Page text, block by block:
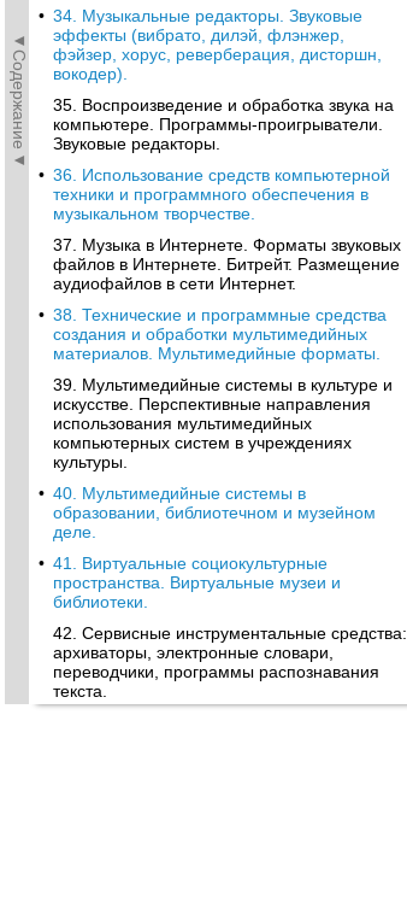
◄Содержание◄
• 34. Музыкальные редакторы. Звуковые
эффекты (вибрато, дилэй, флэнжер,
фэйзер, хорус, реверберация, дисторшн,
вокодер).
35. Воспроизведение и обработка звука на
компьютере. Программы-проигрыватели.
Звуковые редакторы.
• 36. Использование средств компьютерной
техники и программного обеспечения в
музыкальном творчестве.
37. Музыка в Интернете. Форматы звуковых
файлов в Интернете. Битрейт. Размещение
аудиофайлов в сети Интернет.
• 38. Технические и программные средства
создания и обработки мультимедийных
материалов. Мультимедийные форматы.
39. Мультимедийные системы в культуре и
искусстве. Перспективные направления
использования мультимедийных
компьютерных систем в учреждениях
культуры.
• 40. Мультимедийные системы в
образовании, библиотечном и музейном
деле.
• 41. Виртуальные социокультурные
пространства. Виртуальные музеи и
библиотеки.
42. Сервисные инструментальные средства:
архиваторы, электронные словари,
переводчики, программы распознавания
текста.